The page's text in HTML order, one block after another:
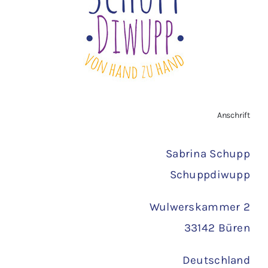
Anschrift
Sabrina Schupp
Schuppdiwupp
Wulwerskammer 2
33142 Büren
Deutschland